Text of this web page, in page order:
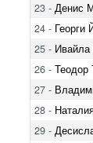
23 - Денис
24 - Георги
25 - Ивайла
26 - Теодор
27 -
28 -
29 -